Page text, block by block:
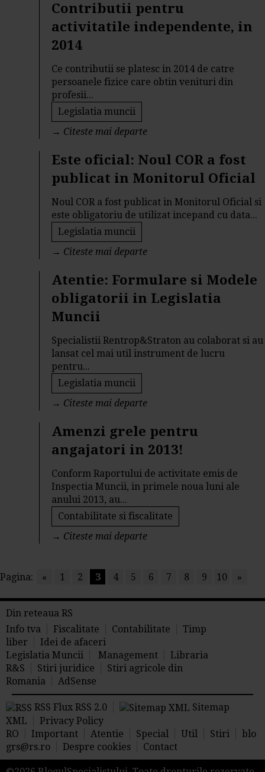
Contributii pentru
activitatile independente, in
2014
Ce contributii se platesc in 2014 de catre
persoanele fizice care obtin venituri din
profesii...
Legislatia muncii
→ Citeste mai departe
Este oficial: Noul COR a fost
publicat in Monitorul Oficial
Noul COR a fost publicat in Monitorul Oficial si
este obligatoriu de utilizat incepand cu data...
Legislatia muncii
→ Citeste mai departe
Atentie: Formulare si Modele
obligatorii in Legislatia
Muncii
Specialistii Rentrop&Straton au colaborat si au
lansat cel mai util instrument de lucru
pentru...
Legislatia muncii
→ Citeste mai departe
Amenzi grele pentru
angajatori in 2013!
Conform Raportului de activitate emis de
Inspectia Muncii, in primele noua luni ale
anului 2013, au...
Contabilitate si fiscalitate
→ Citeste mai departe
Pagina: « 1 2 3 4 5 6 7 8 9 10 »
Din reteaua RS
Info tva
Fiscalitate Contabilitate
Timp
liber
Idei de afaceri
Legislatia Muncii
Management
Libraria
R&S
Stiri juridice
Stiri agricole din
Romania
AdSense
RSS Flux RSS 2.0
Sitemap
XML
Privacy Policy
RO
Important Atentie Special Util Stiri
blo
grs@rs.ro
Despre cookies Contact